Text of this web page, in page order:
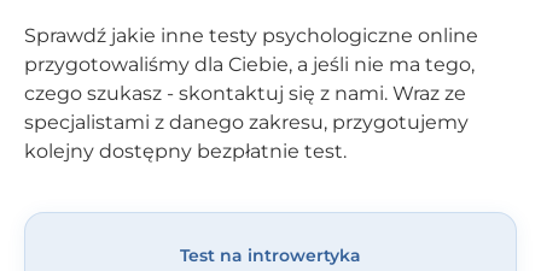
Sprawdź jakie inne testy psychologiczne online
przygotowaliśmy dla Ciebie, a jeśli nie ma tego,
czego szukasz - skontaktuj się z nami. Wraz ze
specjalistami z danego zakresu, przygotujemy
kolejny dostępny bezpłatnie test.
Test na introwertyka